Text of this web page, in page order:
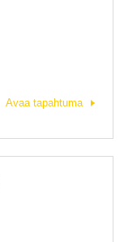
Avaa tapahtuma